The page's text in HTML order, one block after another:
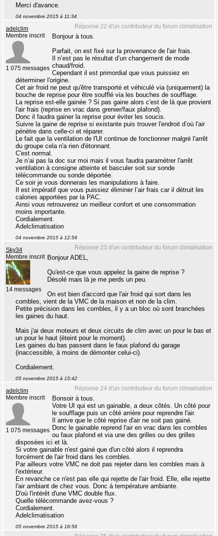
Merci d'avance.
04 novembre 2015 à 11:34
Réponse 22 d'un contributeur du forum climatisation
adelclim
Membre inscrit
1 075 messages
Bonjour à tous.
Parfait, on est fixé sur la provenance de l'air frais.
Il n’est pas le résultat d’un changement de mode
chaud/froid.
Cependant il est primordial que vous puissiez en
déterminer l'origine.
Cet air froid ne peut qu'être transporté et véhiculé via (uniquement) la
bouche de reprise pour être soufflé via les bouches de soufflage.
La reprise est-elle gainée ? Si pas gaine alors c'est de là que provient
l'air frais (reprise en vrac dans grenier/faux plafond).
Donc il faudra gainer la reprise pour éviter les soucis.
Suivre la gaine de reprise si existante puis trouver l'endroit d’où l'air
pénètre dans celle-ci et réparer.
Le fait que la ventilation de l'UI continue de fonctionner malgré l'arrêt
du groupe cela n'a rien d'étonnant.
C'est normal.
Je n’ai pas la doc sur moi mais il vous faudra paramétrer l'arrêt
ventilation à consigne atteinte et basculer soit sur sonde
télécommande ou sonde déportée.
Ce soir je vous donnerais les manipulations à faire.
Il est impératif que vous puissiez éliminer l’air frais car il détruit les
calories apportées par la PAC.
Ainsi vous retrouverez un meilleur confort et une consommation
moins importante.
Cordialement.
Adelclimatisation
04 novembre 2015 à 12:56
Réponse 23 d'un contributeur du forum climatisation
Sky34
Membre inscrit
14 messages
Bonjour ADEL,
Qu'est-ce que vous appelez la gaine de reprise ?
Désolé mais là je me perds un peu.
On est bien d'accord que l'air froid qui sort dans les
combles, vient de la VMC de la maison et non de la clim.
Petite précision dans les combles, il y a un bloc où sont branchées
les gaines du haut.
Mais j'ai deux moteurs et deux circuits de clim avec un pour le bas et
un pour le haut (éteint pour le moment).
Les gaines du bas passent dans le faux plafond du garage
(inaccessible, à moins de démonter celui-ci).
Cordialement.
05 novembre 2015 à 15:42
Réponse 24 d'un contributeur du forum climatisation
adelclim
Membre inscrit
1 075 messages
Bonsoir à tous.
Votre UI qui est un gainable, a deux côtés. Un côté pour
le soufflage puis un côté arrière pour reprendre l'air.
Il arrive que le côté reprise d'air ne soit pas gainé.
Donc le gainable reprend l'air en vrac dans les combles
ou faux plafond et via une des grilles ou des grilles
disposées ici et là.
Si votre gainable n'est gainé que d'un côté alors il reprendra
forcément de l'air froid dans les combles.
Par ailleurs votre VMC ne doit pas rejeter dans les combles mais à
l'extérieur.
En revanche ce n'est pas elle qui rejette de l'air froid. Elle, elle rejette
l'air ambiant de chez vous. Donc à température ambiante.
D'où l'intérêt d'une VMC double flux.
Quelle télécommande avez-vous ?
Cordialement.
Adelclimatisation
05 novembre 2015 à 18:56